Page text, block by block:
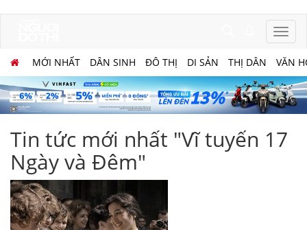
MỚI NHẤT DÂN SINH ĐÔ THỊ DI SẢN THỊ DÂN VĂN
Tin tức mới nhất "Vĩ tuyến 17
Ngày và Đêm"